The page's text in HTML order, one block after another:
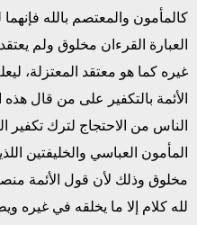
كالمأمون والمعتصم بالله
العبارة القرءان مخلوق ولم
غيره كما هو معتقد المعتزلة،
الأئمة بالتكفير على من قال
الناس من الاحتجاج لترك تكفير
المأمون العباسي والخليفتين
مخلوق وذلك لأن قول الأئمة
لله كلام إلا ما يخلقه في غيره